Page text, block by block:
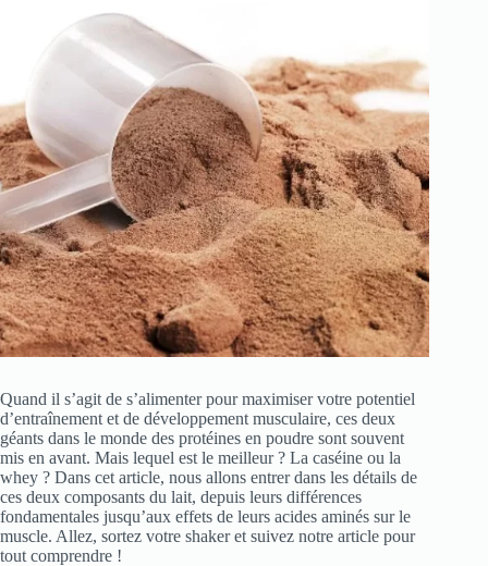
Quand il s’agit de s’alimenter pour maximiser votre potentiel
d’entraînement et de développement musculaire, ces deux
géants dans le monde des protéines en poudre sont souvent
mis en avant. Mais lequel est le meilleur ? La caséine ou la
whey ? Dans cet article, nous allons entrer dans les détails de
ces deux composants du lait, depuis leurs différences
fondamentales jusqu’aux effets de leurs acides aminés sur le
muscle. Allez, sortez votre shaker et suivez notre article pour
tout comprendre !